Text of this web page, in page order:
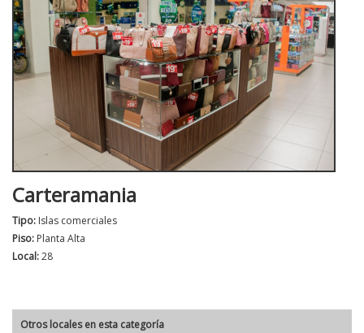
Carteramania
Tipo: Islas comerciales
Piso: Planta Alta
Local:28
Otros locales en esta categoría